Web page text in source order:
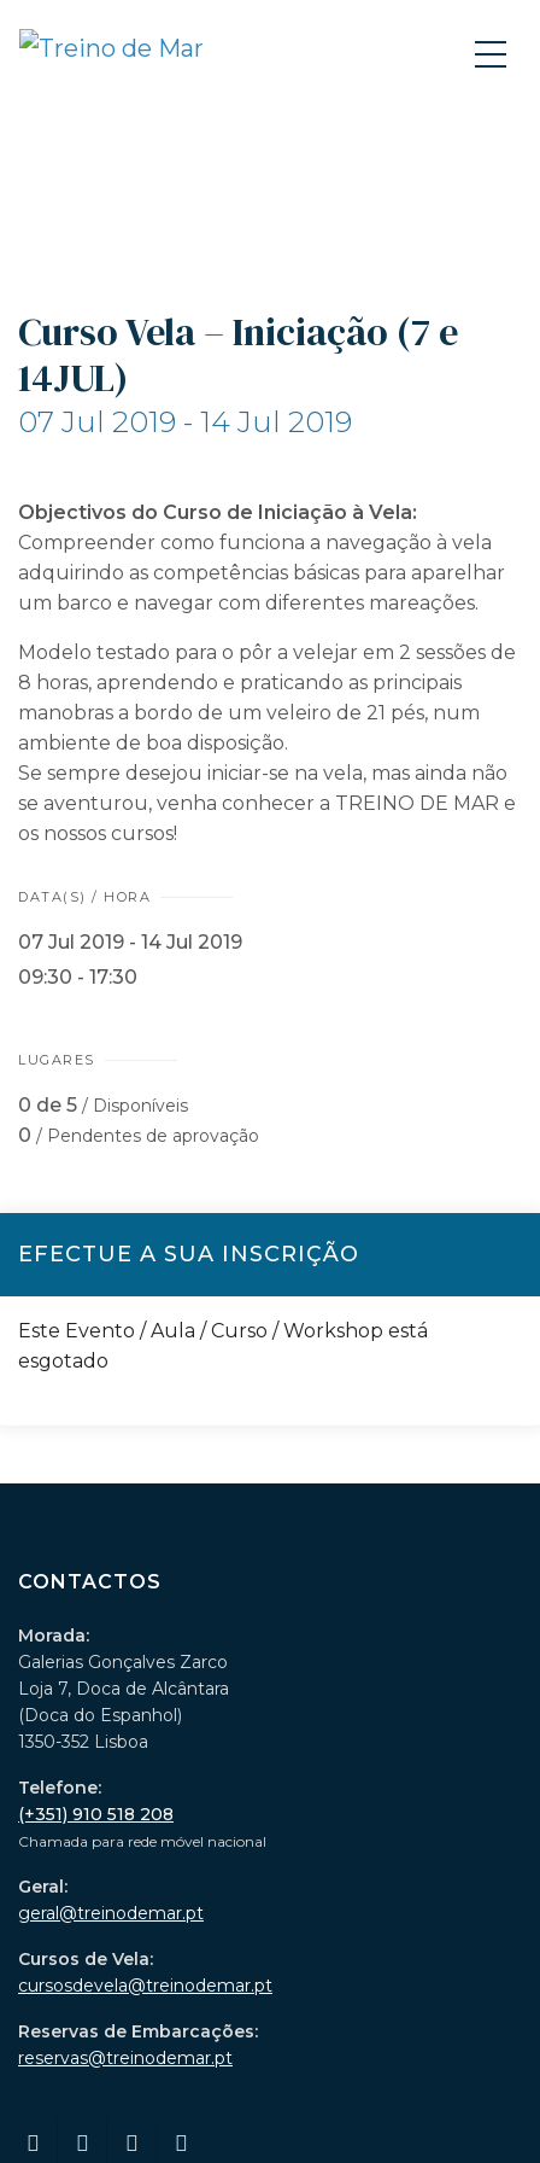
Curso Vela – Iniciação (7 e
14JUL)
07 Jul 2019 - 14 Jul 2019
Objectivos do Curso de Iniciação à Vela:
Compreender como funciona a navegação à vela
adquirindo as competências básicas para aparelhar
um barco e navegar com diferentes mareações.
Modelo testado para o pôr a velejar em 2 sessões de
8 horas, aprendendo e praticando as principais
manobras a bordo de um veleiro de 21 pés, num
ambiente de boa disposição.
Se sempre desejou iniciar-se na vela, mas ainda não
se aventurou, venha conhecer a TREINO DE MAR e
os nossos cursos!
DATA(S) / HORA
07 Jul 2019 - 14 Jul 2019
09:30 - 17:30
LUGARES
0 de 5 / Disponíveis
0 / Pendentes de aprovação
EFECTUE A SUA INSCRIÇÃO
Este Evento / Aula / Curso / Workshop está
esgotado
CONTACTOS
Morada:
Galerias Gonçalves Zarco
Loja 7, Doca de Alcântara
(Doca do Espanhol)
1350-352 Lisboa
Telefone:
(+351) 910 518 208
Chamada para rede móvel nacional
Geral:
geral@treinodemar.pt
Cursos de Vela:
cursosdevela@treinodemar.pt
Reservas de Embarcações:
reservas@treinodemar.pt